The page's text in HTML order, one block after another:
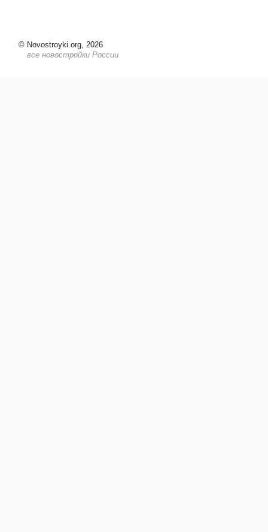
© Novostroyki.org, 2026
все новостройки России